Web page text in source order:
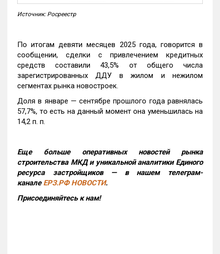
Источник: Росреестр
По итогам девяти месяцев 2025 года, говорится в
сообщении, сделки с привлечением кредитных
средств составили 43,5% от общего числа
зарегистрированных ДДУ в жилом и нежилом
сегментах рынка новостроек.
Доля в январе — сентябре прошлого года равнялась
57,7%, то есть на данный момент она уменьшилась на
14,2 п. п.
Еще больше оперативных новостей рынка
строительства МКД и уникальной аналитики Единого
ресурса застройщиков — в нашем телеграм-
канале ЕРЗ.РФ НОВОСТИ.
Присоединяйтесь к нам!